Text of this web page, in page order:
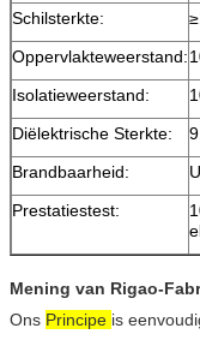
Schilsterkte:
Oppervlakteweerstand:
Isolatieweerstand:
Diëlektrische Sterkte:
Brandbaarheid:
Prestatiestest:
Mening van Rigao-
Ons Principe is